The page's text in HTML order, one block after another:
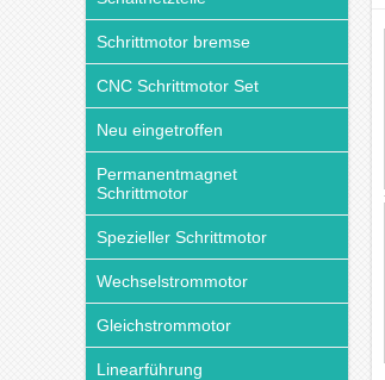
Schrittmotor bremse
CNC Schrittmotor Set
Neu eingetroffen
Permanentmagnet
Schrittmotor
Spezieller Schrittmotor
Wechselstrommotor
Gleichstrommotor
Linearführung